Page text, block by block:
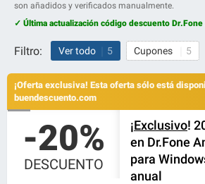
son añadidos y verificados manualmente.
✓ Última actualización código descuento Dr.Fone
Filtro: Ver todo 5 Cupones 5
¡Oferta exclusiva! Esta oferta sólo está
buendescuento.com
-20%
DESCUENTO
¡Exclusivo!
en Dr.Fone
para
anual